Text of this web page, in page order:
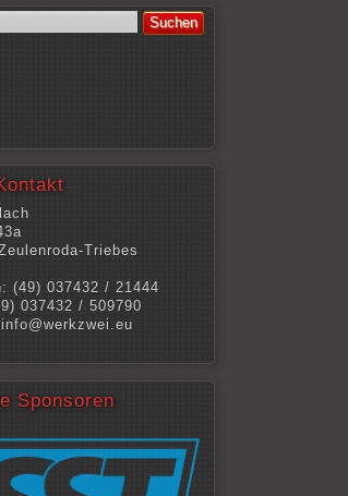
Suchen
Triebes
(49) 037432 / 21444
037432 / 509790
Sponsoren